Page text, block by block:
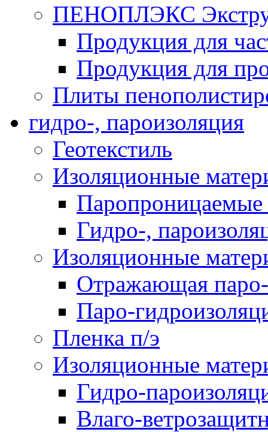
ПЕНОПЛЭКС
Продукция для
Продукция для
Плиты
гидро-, пароизоляция
Геотекстиль
Изоляционные
Гидро-,
Изоляционные
Отражающая
Паро-
Пленка п/э
Изоляционные
Гидро-
Влаго-